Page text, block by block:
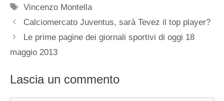
Tag
Vincenzo Montella
Calciomercato Juventus, sarà Tevez il top player?
Le prime pagine dei giornali sportivi di oggi 18
maggio 2013
Lascia un commento